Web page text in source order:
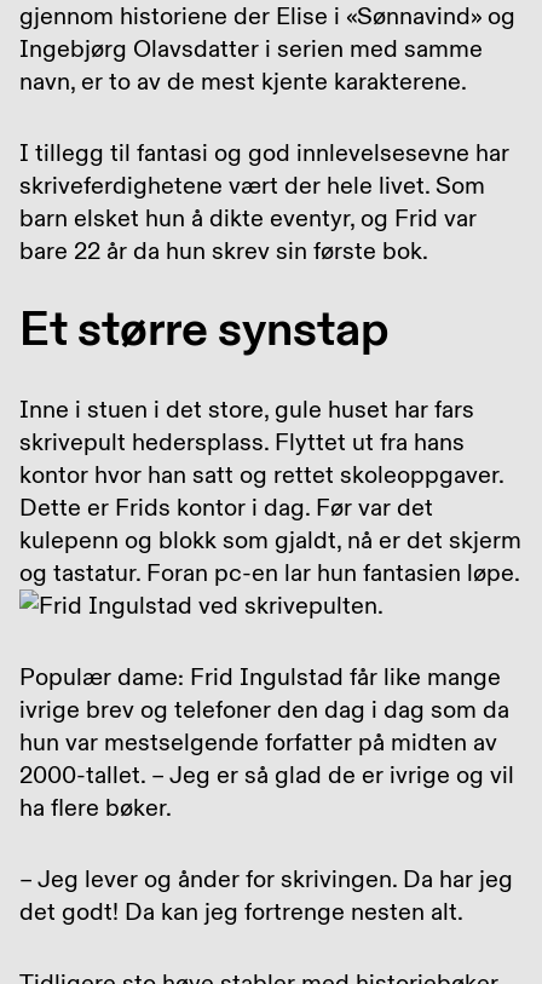
gjennom historiene der Elise i «Sønnavind» og
Ingebjørg Olavsdatter i serien med samme
navn, er to av de mest kjente karakterene.
I tillegg til fantasi og god innlevelsesevne har
skriveferdighetene vært der hele livet. Som
barn elsket hun å dikte eventyr, og Frid var
bare 22 år da hun skrev sin første bok.
Et større synstap
Inne i stuen i det store, gule huset har fars
skrivepult hedersplass. Flyttet ut fra hans
kontor hvor han satt og rettet skoleoppgaver.
Dette er Frids kontor i dag. Før var det
kulepenn og blokk som gjaldt, nå er det skjerm
og tastatur. Foran pc-en lar hun fantasien løpe.
Populær dame: Frid Ingulstad får like mange
ivrige brev og telefoner den dag i dag som da
hun var mestselgende forfatter på midten av
2000-tallet. – Jeg er så glad de er ivrige og vil
ha flere bøker.
– Jeg lever og ånder for skrivingen. Da har jeg
det godt! Da kan jeg fortrenge nesten alt.